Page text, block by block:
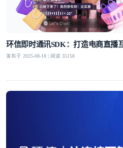
环信即时通讯SDK：打造电商直播
发布于 2025-08-18 | 阅读 35158